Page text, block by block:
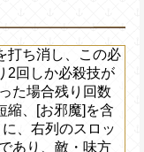
打ち消し、この必
2回しか必殺技が
た場合残り回数
縮、[お邪魔]を含
、右列のスロッ
あり、敵・味方